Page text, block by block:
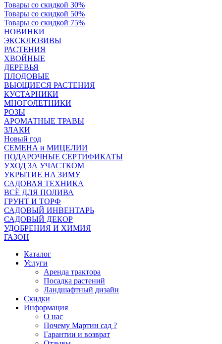
Товары со скидкой 30%
Товары со скидкой 50%
Товары со скидкой 75%
НОВИНКИ
ЭКСКЛЮЗИВЫ
РАСТЕНИЯ
ХВОЙНЫЕ
ДЕРЕВЬЯ
ПЛОДОВЫЕ
ВЬЮЩИЕСЯ РАСТЕНИЯ
КУСТАРНИКИ
МНОГОЛЕТНИКИ
РОЗЫ
АРОМАТНЫЕ ТРАВЫ
ЗЛАКИ
Новый год
СЕМЕНА и МИЦЕЛИИ
ПОДАРОЧНЫЕ СЕРТИФИКАТЫ
УХОД ЗА УЧАСТКОМ
УКРЫТИЕ НА ЗИМУ
САДОВАЯ ТЕХНИКА
ВСЁ ДЛЯ ПОЛИВА
ГРУНТ И ТОРФ
САДОВЫЙ ИНВЕНТАРЬ
САДОВЫЙ ДЕКОР
УДОБРЕНИЯ И ХИМИЯ
ГАЗОН
Каталог
Услуги
Аренда трактора
Посадка растений
Ландшафтный дизайн
Скидки
Информация
О нас
Почему Мартин сад ?
Гарантии и возврат